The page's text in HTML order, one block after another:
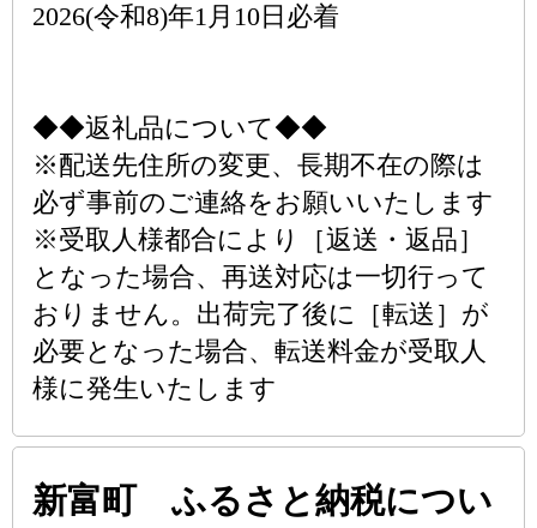
2026(令和8)年1月10日必着
◆◆返礼品について◆◆
※配送先住所の変更、長期不在の際は
必ず事前のご連絡をお願いいたします
※受取人様都合により［返送・返品］
となった場合、再送対応は一切行って
おりません。出荷完了後に［転送］が
必要となった場合、転送料金が受取人
様に発生いたします
新富町 ふるさと納税につい